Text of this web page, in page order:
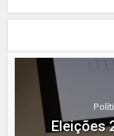
Eleições